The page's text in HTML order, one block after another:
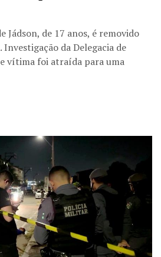
Jádson, de 17 anos, é removido
da Delegacia de
vítima foi atraída para uma